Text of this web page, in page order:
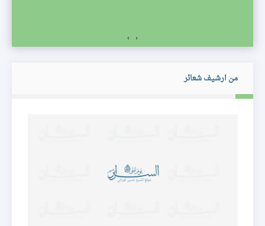
‹
›
من ارشيف شعائر